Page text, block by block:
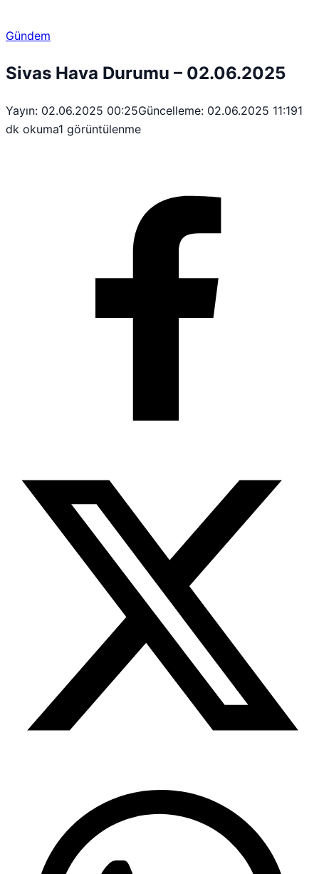
Gündem
Sivas Hava Durumu – 02.06.2025
Yayın: 02.06.2025 00:25Güncelleme: 02.06.2025 11:191
dk okuma1 görüntülenme